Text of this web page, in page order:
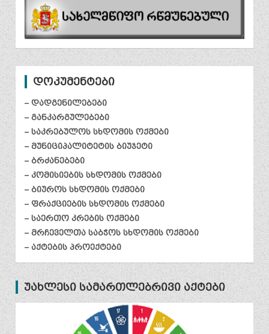
დოკუმენტები
– დადგენილებები
– განკარგულებები
– საკრებულოს სხდომის ოქმები
– მუნიციპალიტეტის ბიუჯეტი
– ბრძანებები
– კომისიების სხდომის ოქმები
– ბიუროს სხდომის ოქმები
– ფრაქციების სხდომის ოქმები
– საერთო კრების ოქმები
– მრჩეველთა საბჭოს სხდომის ოქმები
– აქტების პროექტები
უახლესი სამართლებრივი აქტები